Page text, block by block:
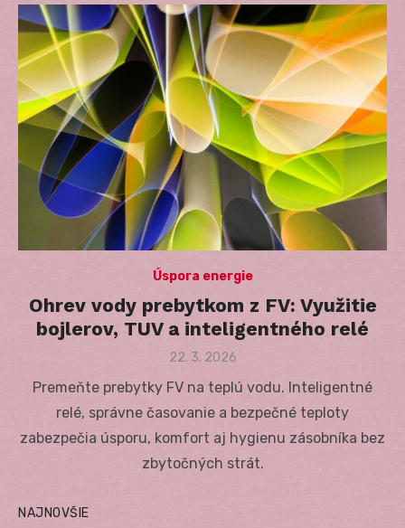
Úspora energie
Ohrev vody prebytkom z FV: Využitie
bojlerov, TUV a inteligentného relé
Posted
22. 3. 2026
Premeňte prebytky FV na teplú vodu. Inteligentné
relé, správne časovanie a bezpečné teploty
zabezpečia úsporu, komfort aj hygienu zásobníka bez
zbytočných strát.
NAJNOVŠIE